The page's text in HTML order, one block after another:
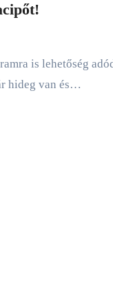
hideg van és…